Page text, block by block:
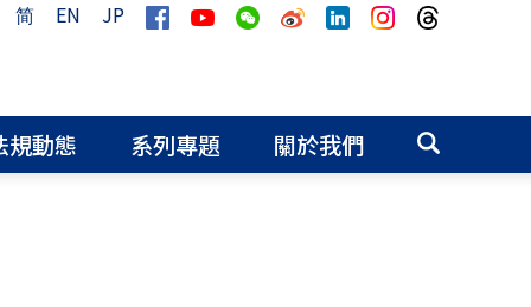
简 EN JP
規動態 系列專題 關於我們